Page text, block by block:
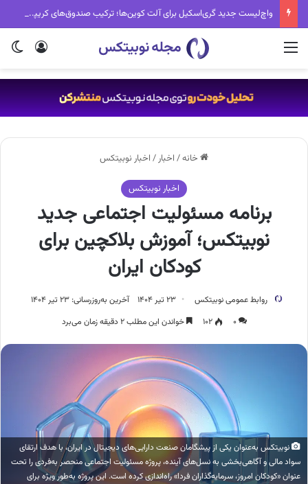
واچ‌لیست جدید گری‌اسکیل برای آلت کوین‌ها؛ ترکیب صندوق‌های کریپتویی تغییر کرد
ورود منو
خانه/ اخبار/ اخبار نوبیتکس
اخبار نوبیتکس
برنامه مسئولیت اجتماعی جدید
نوبیتکس؛ آموزش بلاکچین برای
کودکان ایران
روابط عمومی نوبیتکس ۲۳ تیر ۱۴۰۴
آخرین به‌روزرسانی: ۲۳ تیر ۱۴۰۴
۰
۱۰۲ خواندن این مطلب ۲ دقیقه زمان می‌برد
نوبیتکس به‌عنوان یکی از پیشگامان صنعت دارایی‌های دیجیتال در ایران، با هدف ارتقای
سواد مالی و آگاهی‌بخشی به نسل‌های آینده، پروژه مسئولیت اجتماعی منحصر به‌فردی را تحت
عنوان «کودکان امروز، سرمایه‌گذاران فردا» راه‌اندازی کرده است. این پروژه به‌طور ویژه برای